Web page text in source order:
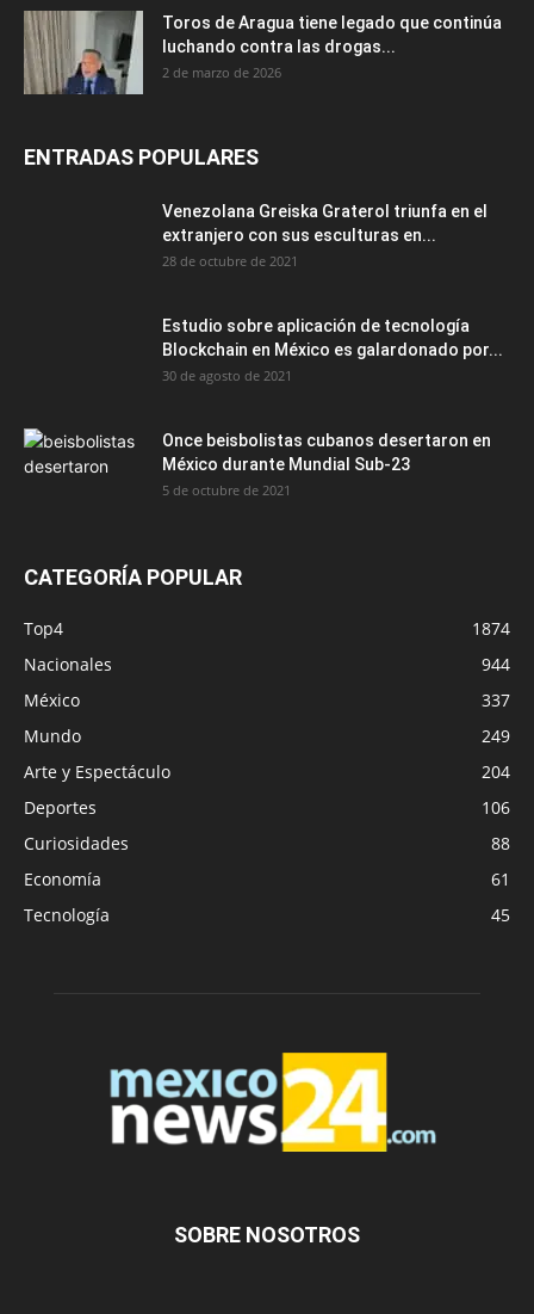
Toros de Aragua tiene legado que continúa
luchando contra las drogas...
2 de marzo de 2026
ENTRADAS POPULARES
Venezolana Greiska Graterol triunfa en el
extranjero con sus esculturas en...
28 de octubre de 2021
Estudio sobre aplicación de tecnología
Blockchain en México es galardonado por...
30 de agosto de 2021
Once beisbolistas cubanos desertaron en
México durante Mundial Sub-23
5 de octubre de 2021
CATEGORÍA POPULAR
Top4
1874
Nacionales
944
México
337
Mundo
249
Arte y Espectáculo
204
Deportes
106
Curiosidades
88
Economía
61
Tecnología
45
SOBRE NOSOTROS